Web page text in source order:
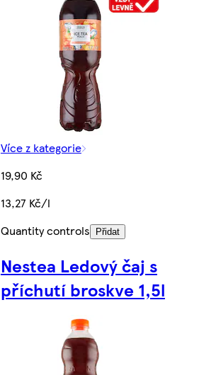
Více z kategorie
19,90 Kč
13,27 Kč/l
Quantity controls
Přidat
Nestea Ledový čaj s
příchutí broskve 1,5l